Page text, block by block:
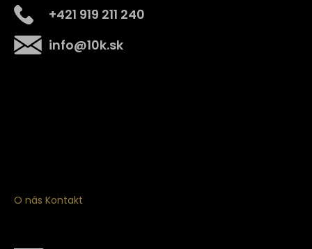
info@10k.sk
+421 919 211 240
O nás Kontakt